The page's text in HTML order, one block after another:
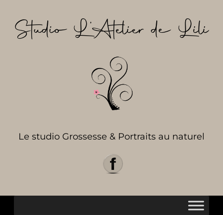
contenu
Studio L’Atelier de Lili
Le studio Grossesse & Portraits au naturel